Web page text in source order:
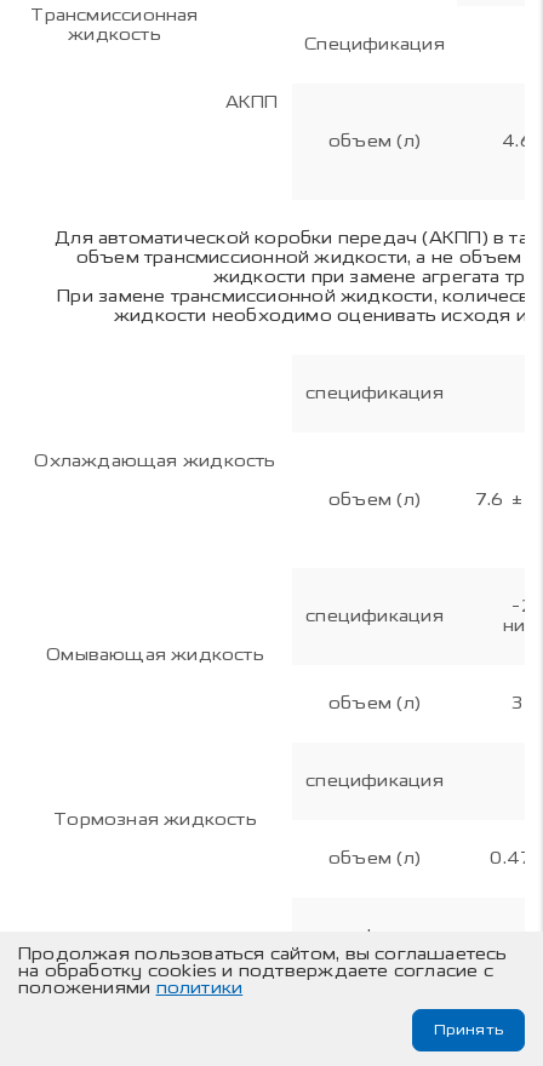
Трансмиссионная
жидкость
АКПП
Спецификация
объем (л) 4.6
Для автоматической коробки передач (АКПП) в
объем трансмиссионной жидкости, а не объем
жидкости при замене агрегата
При замене трансмиссионной жидкости,
жидкости необходимо оценивать исходя из
Охлаждающая жидкость
спецификация
объем (л) 7.6 ±
Омывающая жидкость
спецификация
-
объем (л) 3
Тормозная жидкость
спецификация
объем (л) 0.473
Жидкость
гидроусилителя
спецификация
объем (л)
Продолжая пользоваться сайтом, вы соглашаетесь
на обработку cookies и подтверждаете согласие с
положениями политики
Принять